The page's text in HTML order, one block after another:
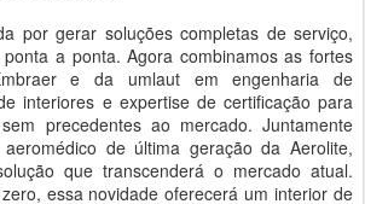
por gerar soluções completas de serviço,
a ponta. Agora combinamos as fortes
e da umlaut em engenharia de
interiores e expertise de certificação para
precedentes ao mercado. Juntamente
de última geração da Aerolite,
que transcenderá o mercado atual.
essa novidade oferecerá um interior de